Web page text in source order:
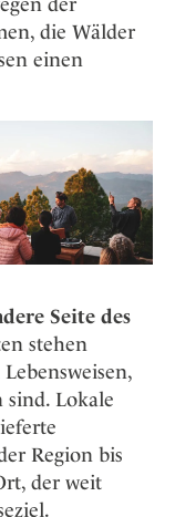
die Wälder
einen
Seite des
stehen
sind. Lokale
Region bis
der weit